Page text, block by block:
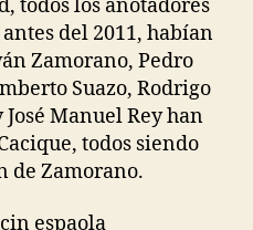
todos los anotadores
del 2011, habían
Zamorano, Pedro
Suazo, Rodrigo
Manuel Rey han
todos siendo
de Zamorano.